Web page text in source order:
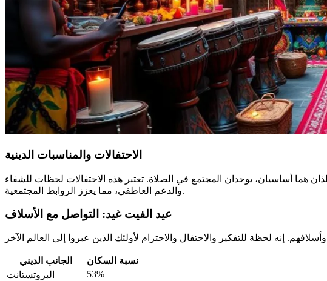
الاحتفالات والمناسبات الدينية
هما أساسيان، يوحدان المجتمع في الصلاة. تعتبر هذه الاحتفالات لحظات للشفاء
والدعم العاطفي، مما يعزز الروابط المجتمعية.
عيد الفيت غيد: التواصل مع الأسلاف
الجانب الديني
نسبة السكان
البروتستانت
53%